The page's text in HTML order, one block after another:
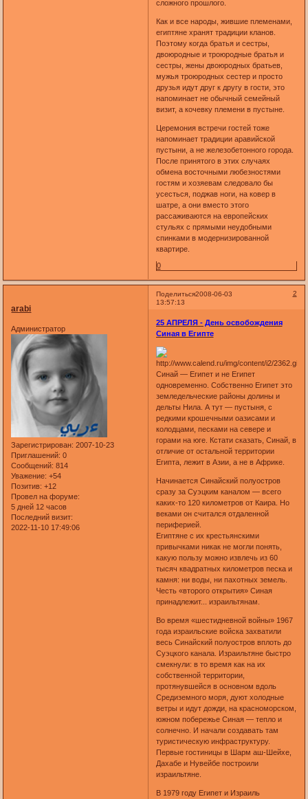
сложного прошлого.
Как и все народы, жившие племенами,
египтяне хранят традиции кланов.
Поэтому когда братья и сестры,
двоюродные и троюродные братья и
сестры, жены двоюродных братьев,
мужья троюродных сестер и просто
друзья идут друг к другу в гости, это
напоминает не обычный семейный
визит, а кочевку племени в пустыне.
Церемония встречи гостей тоже
напоминает традиции аравийской
пустыни, а не железобетонного города.
После принятого в этих случаях
обмена восточными любезностями
гостям и хозяевам следовало бы
усесться, поджав ноги, на ковер в
шатре, а они вместо этого
рассаживаются на европейских
стульях с прямыми неудобными
спинками в модернизированной
квартире.
0
Поделиться 2
2008-06-03
13:57:13
arabi
Администратор
Зарегистрирован: 2007-10-23
Приглашений: 0
Сообщений: 814
Уважение: +54
Позитив: +12
Провел на форуме:
5 дней 12 часов
Последний визит:
2022-11-10 17:49:06
25 АПРЕЛЯ - День освобождения
Синая в Египте
Синай — Египет и не Египет
одновременно. Собственно Египет это
земледельческие районы долины и
дельты Нила. А тут — пустыня, с
редкими крошечными оазисами и
колодцами, песками на севере и
горами на юге. Кстати сказать, Синай, в
отличие от остальной территории
Египта, лежит в Азии, а не в Африке.
Начинается Синайский полуостров
сразу за Суэцким каналом — всего
каких-то 120 километров от Каира. Но
веками он считался отдаленной
периферией.
Египтяне с их крестьянскими
привычками никак не могли понять,
какую пользу можно извлечь из 60
тысяч квадратных километров песка и
камня: ни воды, ни пахотных земель.
Честь «второго открытия» Синая
принадлежит... израильтянам.
Во время «шестидневной войны» 1967
года израильские войска захватили
весь Синайский полуостров вплоть до
Суэцкого канала. Израильтяне быстро
смекнули: в то время как на их
собственной территории,
протянувшейся в основном вдоль
Средиземного моря, дуют холодные
ветры и идут дожди, на красноморском,
южном побережье Синая — тепло и
солнечно. И начали создавать там
туристическую инфраструктуру.
Первые гостиницы в Шарм аш-Шейхе,
Дахабе и Нувейбе построили
израильтяне.
В 1979 году Египет и Израиль